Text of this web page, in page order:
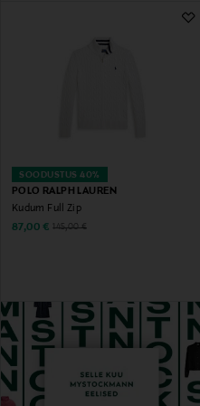
SOODUSTUS 40%
POLO RALPH LAUREN
Kudum Full Zip
Discounted Price
87,00 € Original Price
145,00 €